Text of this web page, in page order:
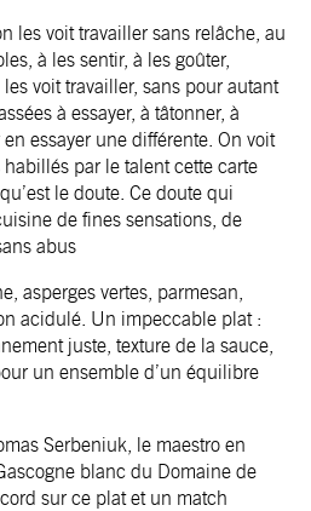
les voit travailler sans relâche, au
à les sentir, à les goûter,
voit travailler, sans pour autant
à essayer, à tâtonner, à
essayer une différente. On voit
par le talent cette carte
le doute. Ce doute qui
de fines sensations, de
abus
asperges vertes, parmesan,
acidulé. Un impeccable plat :
juste, texture de la sauce,
un ensemble d’un équilibre
Serbeniuk, le maestro en
blanc du Domaine de
sur ce plat et un match